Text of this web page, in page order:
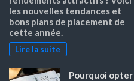
les nouvelles tendances et
bons plans de placement de
cette année.
Lire la suite
Pourquoi opter